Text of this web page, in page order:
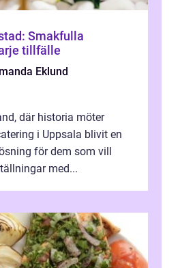
Smakfulla
tillfälle
Eklund
där historia möter
i Uppsala blivit en
för dem som vill
med...